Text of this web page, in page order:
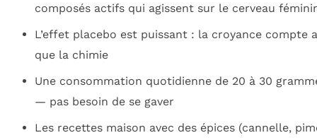
composés actifs qui agissent sur le cerveau
L’effet placebo est puissant : la croyance compte
que la chimie
Une consommation quotidienne de 20 à 30
— pas besoin de se gaver
Les recettes maison avec des épices (cannelle,